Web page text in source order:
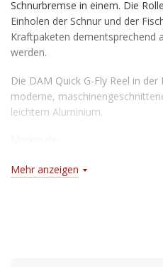
Schnurbremse in einem. Die
Einholen der Schnur und der
Kraftpaketen dementsprechend
werden.
Die DAM Quick G-Fly Reel in
moderne,
leichtem Aluminium.
Modellgröße: 5/6
Mehr anzeigen